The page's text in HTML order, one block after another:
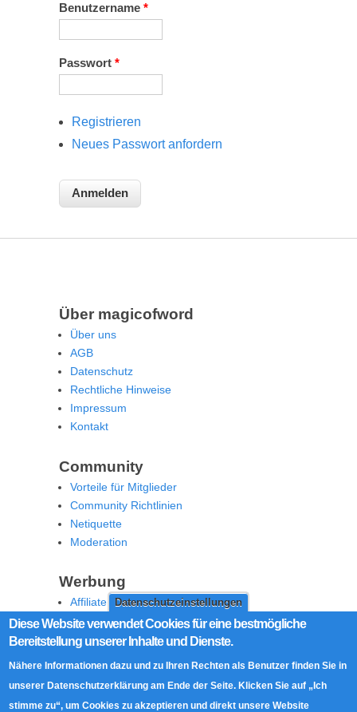
Datenschutzeinstellungen
Diese Website verwendet Cookies für eine bestmögliche
Bereitstellung unserer Inhalte und Dienste.
Nähere Informationen dazu und zu Ihren Rechten als Benutzer finden Sie in
unserer Datenschutzerklärung am Ende der Seite. Klicken Sie auf „Ich
stimme zu“, um Cookies zu akzeptieren und direkt unsere Website
Benutzername *
Passwort *
Registrieren
Neues Passwort anfordern
Über magicofword
Über uns
AGB
Datenschutz
Rechtliche Hinweise
Impressum
Kontakt
Community
Vorteile für Mitglieder
Community Richtlinien
Netiquette
Moderation
Werbung
Affiliate Offenlegung
Werben Sie auf MoW
Social Media
RSS Feed
Facebook